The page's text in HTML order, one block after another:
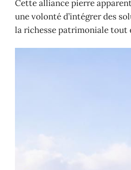
Cette alliance pierre
une volonté d’intégrer des
la richesse patrimoniale tout